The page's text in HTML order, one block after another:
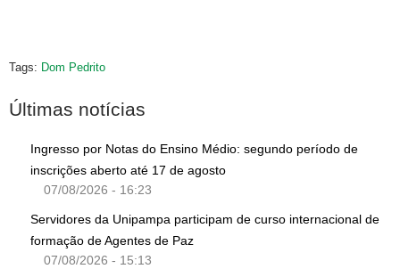
Tags: Dom Pedrito
Últimas notícias
Ingresso por Notas do Ensino Médio: segundo período de
inscrições aberto até 17 de agosto
07/08/2026 - 16:23
Servidores da Unipampa participam de curso internacional de
formação de Agentes de Paz
07/08/2026 - 15:13